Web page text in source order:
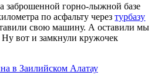
заброшенной горно-лыжной базе
по асфальту черезтурбазу
свою машину. А оставили мы
вот и замкнули кружочек